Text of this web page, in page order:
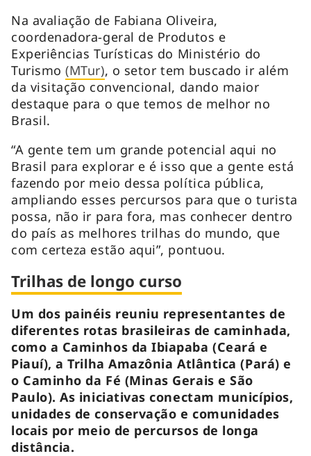
Na avaliação de Fabiana Oliveira,
coordenadora-geral de Produtos e
Experiências Turísticas do Ministério do
Turismo(MTur), o setor tem buscado ir além
da visitação convencional, dando maior
destaque para o que temos de melhor no
Brasil.
“A gente tem um grande potencial aqui no
Brasil para explorar e é isso que a gente está
fazendo por meio dessa política pública,
ampliando esses percursos para que o turista
possa, não ir para fora, mas conhecer dentro
do país as melhores trilhas do mundo, que
com certeza estão aqui”, pontuou.
Trilhas de longo curso
Um dos painéis reuniu representantes de
diferentes rotas brasileiras de caminhada,
como a Caminhos da Ibiapaba (Ceará e
Piauí), a Trilha Amazônia Atlântica (Pará) e
o Caminho da Fé (Minas Gerais e São
Paulo). As iniciativas conectam municípios,
unidades de conservação e comunidades
locais por meio de percursos de longa
distância.